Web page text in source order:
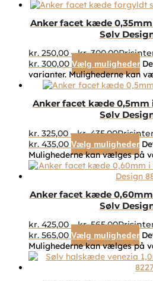
Anker facet kæde
Sølv
kr. 250,00 – kr.300,00
kr. 300,00 Vælg muligheder
varianter. Mulighederne kan
Anker facet kæde 0,5mm
Sølv
kr. 325,00 – kr.435,00
kr. 435,00 Vælg muligheder
Mulighederne kan vælges på
Anker facet kæde
Sølv
kr. 425,00 – kr.565,00
kr. 565,00 Vælg muligheder
Mulighederne kan vælges på